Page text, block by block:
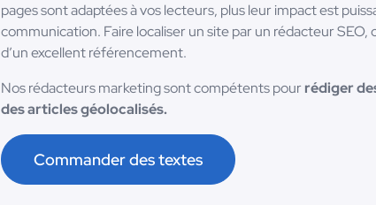
pages sont adaptées à vos lecteurs, plus leur impact est
communication. Faire localiser un site par un rédacteur SEO,
d’un excellent référencement.
Nos rédacteurs marketing sont compétents pourrédiger
des articles géolocalisés.
Commander des textes